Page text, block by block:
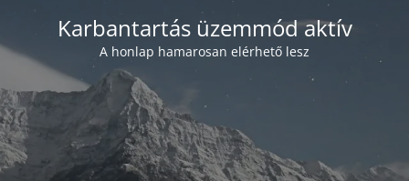
Karbantartás üzemmód aktív
A honlap hamarosan elérhető lesz